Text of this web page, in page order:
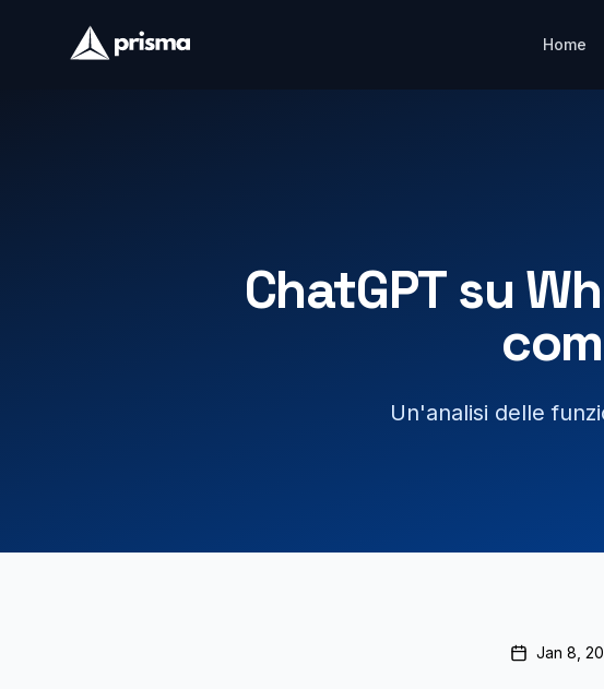
Home
ChatGPT su
Un'analisi delle
Jan 8,